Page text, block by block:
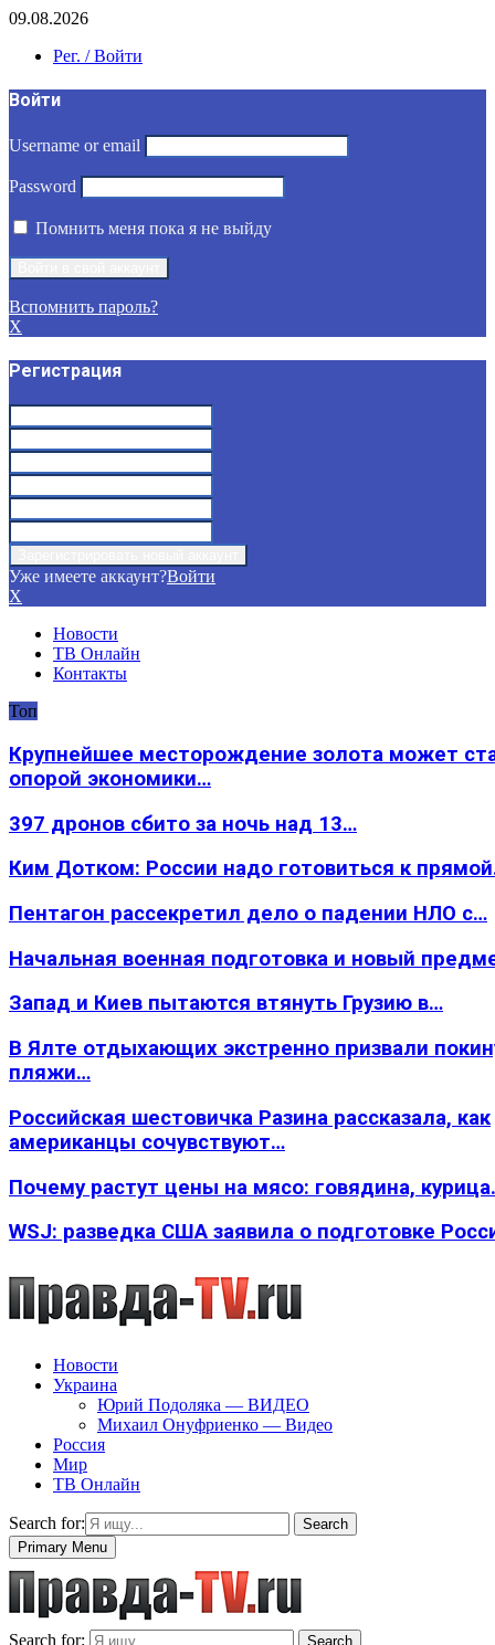
09.08.2026
Рег. / Войти
Войти
Username or email
Password
Помнить меня пока я не выйду
Вспомнить пароль?
X
Регистрация
Уже имеете аккаунт?Войти
X
Новости
ТВ Онлайн
Контакты
Топ
Крупнейшее месторождение золота может
опорой экономики…
397 дронов сбито за ночь над 13…
Ким Дотком: России надо готовиться к
Пентагон рассекретил дело о падении НЛО с…
Начальная военная подготовка и новый
Запад и Киев пытаются втянуть Грузию в…
В Ялте отдыхающих экстренно призвали
пляжи…
Российская шестовичка Разина рассказала, как
американцы сочувствуют…
Почему растут цены на мясо: говядина,
WSJ: разведка США заявила о подготовке
Новости
Украина
Юрий Подоляка — ВИДЕО
Михаил Онуфриенко — Видео
Россия
Мир
ТВ Онлайн
Search for:
Search
Primary Menu
Search for: Search